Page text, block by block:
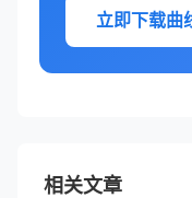
立即下载曲
相关文章